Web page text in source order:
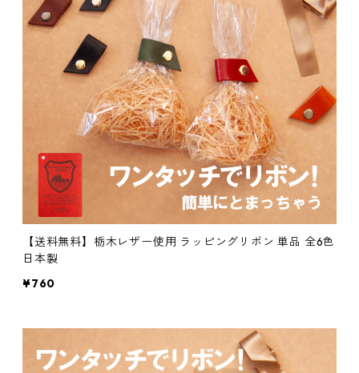
【送料無料】栃木レザー使用 ラッピングリボン 単品 全6色
日本製
¥760